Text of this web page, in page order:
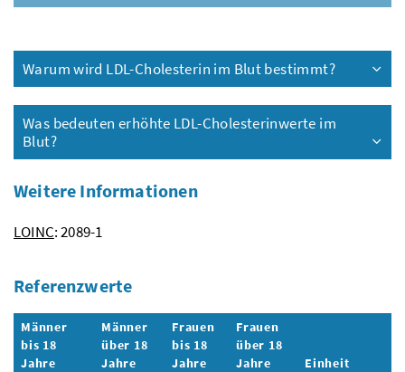
Warum wird LDL-Cholesterin im Blut bestimmt?
Was bedeuten erhöhte LDL-Cholesterinwerte im
Blut?
Weitere Informationen
LOINC: 2089-1
Referenzwerte
Männer
bis 18
Jahre
Männer
über 18
Jahre
Frauen
bis 18
Jahre
Frauen
über 18
Jahre
Einheit